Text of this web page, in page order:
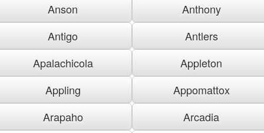
Anson
Anthony
Antigo
Antlers
Apalachicola
Appleton
Appling
Appomattox
Arapaho
Arcadia